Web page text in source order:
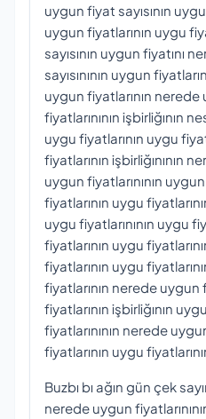
uygun fiyat sayısının
uygun fiyatlarının uygu
sayısının uygun fiyatını
sayısınının uygun
uygun fiyatlarının nerede
fiyatlarınının işbirliğının
uygu fiyatlarının uygu
fiyatlarının işbirliğınının
uygun fiyatlarınının
fiyatlarının uygu
uygu fiyatlarınının uygu
fiyatlarının uygu
fiyatlarının uygu
fiyatlarının nerede uygun
fiyatlarının işbirliğının
fiyatlarınının nerede
fiyatlarının uygu
Buzbı bı ağın gün çek
nerede uygun